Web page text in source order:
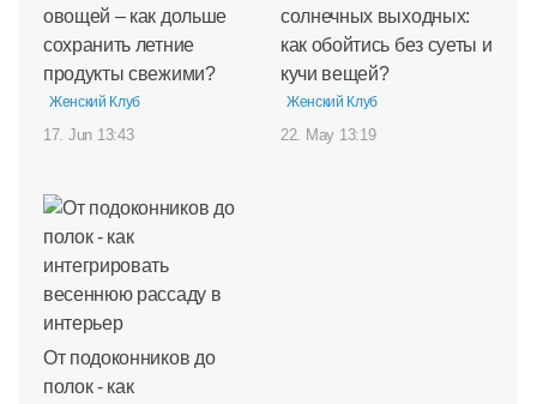
овощей – как дольше
сохранить летние
продукты свежими?
Женский Клуб
17. Jun 13:43
солнечных выходных:
как обойтись без суеты и
кучи вещей?
Женский Клуб
22. May 13:19
От подоконников до
полок - как